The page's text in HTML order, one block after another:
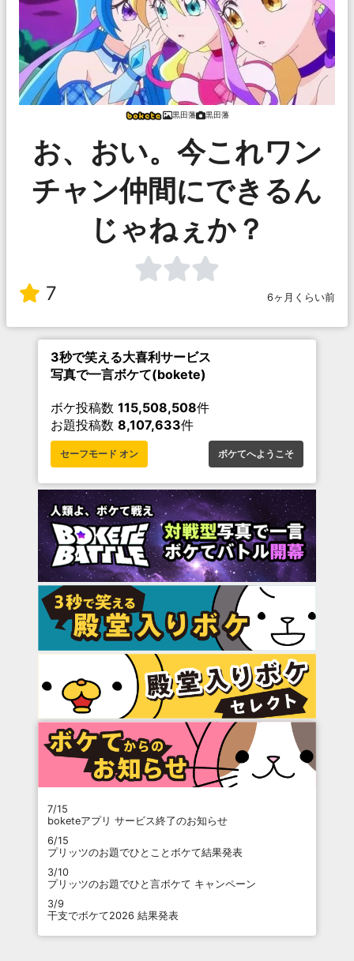
黒田藩 黒田藩
お、おい。今これワン
チャン仲間にできるん
じゃねぇか？
7 6ヶ月くらい前
3秒で笑える大喜利サービス
写真で一言ボケて(bokete)
ボケ投稿数 115,508,508件
お題投稿数 8,107,633件
セーフモード オン ボケてへようこそ
7/15
boketeアプリ サービス終了のお知らせ
6/15
プリッツのお題でひとことボケて結果発表
3/10
プリッツのお題でひと言ボケて キャンペーン
3/9
干支でボケて2026 結果発表